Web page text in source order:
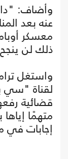
وأضاف:
عنه بعد
معسكر
ذلك لن
واستغل
لقناة
متهمًا
إجابات في